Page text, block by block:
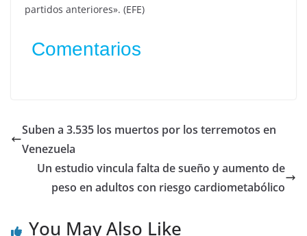
partidos anteriores». (EFE)
Comentarios
Suben a 3.535 los muertos por los terremotos en
Venezuela
Un estudio vincula falta de sueño y aumento de
peso en adultos con riesgo cardiometabólico
You May Also Like